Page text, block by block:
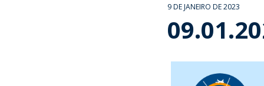
9 DE JANEIRO DE 2023